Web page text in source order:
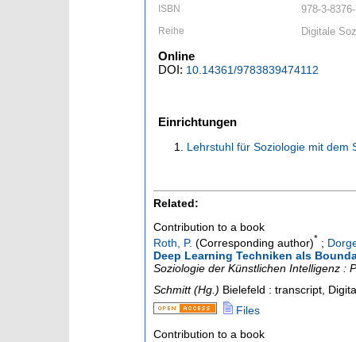
ISBN 978-3-
Reihe Digitale
Online
DOI: 10.14361/9783839474112
Einrichtungen
Lehrstuhl für Soziologie mit dem
Related:
Contribution to a book
Roth, P. (Corresponding author)* ;
Deep Learning Techniken als
Soziologie der Künstlichen Intelligenz :
Schmitt (Hg.) Bielefeld : transcript,
Files
Contribution to a book